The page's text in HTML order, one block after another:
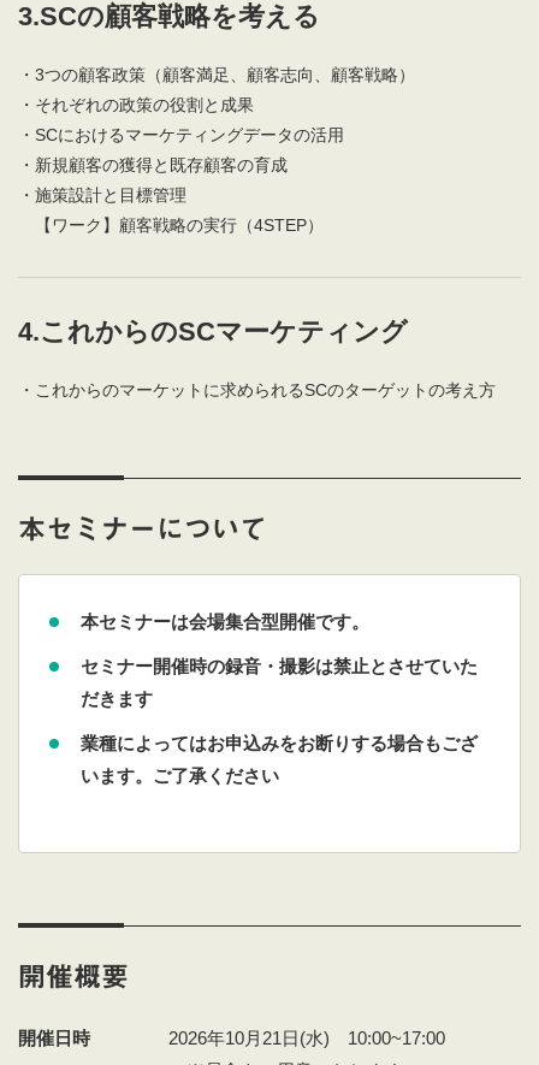
3.SCの顧客戦略を考える
・3つの顧客政策（顧客満足、顧客志向、顧客戦略）
・それぞれの政策の役割と成果
・SCにおけるマーケティングデータの活用
・新規顧客の獲得と既存顧客の育成
・施策設計と目標管理
【ワーク】顧客戦略の実行（4STEP）
4.これからのSCマーケティング
・これからのマーケットに求められるSCのターゲットの考え方
本セミナーについて
本セミナーは会場集合型開催です。
セミナー開催時の録音・撮影は禁止とさせていた
だきます
業種によってはお申込みをお断りする場合もござ
います。ご了承ください
開催概要
開催日時
2026年10月21日(水) 10:00~17:00